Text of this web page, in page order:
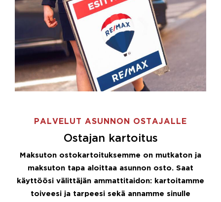
PALVELUT ASUNNON OSTAJALLE
Ostajan kartoitus
Maksuton ostokartoituksemme on mutkaton ja
maksuton tapa aloittaa asunnon osto. Saat
käyttöösi välittäjän ammattitaidon: kartoitamme
toiveesi ja tarpeesi sekä annamme sinulle